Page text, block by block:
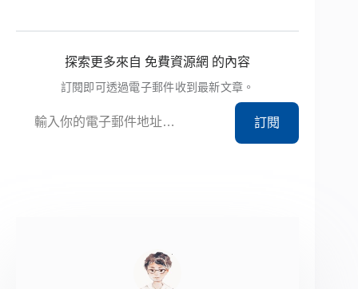
探索更多來自 免費資源網 的內容
訂閱即可透過電子郵件收到最新文章。
訂閱